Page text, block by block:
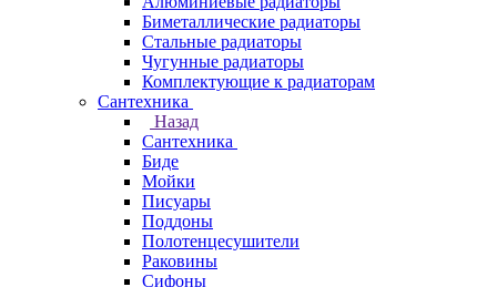
Биметаллические радиаторы
Стальные радиаторы
Чугунные радиаторы
Комплектующие к радиаторам
Сантехника
Назад
Сантехника
Биде
Мойки
Писуары
Поддоны
Полотенцесушители
Раковины
Сифоны